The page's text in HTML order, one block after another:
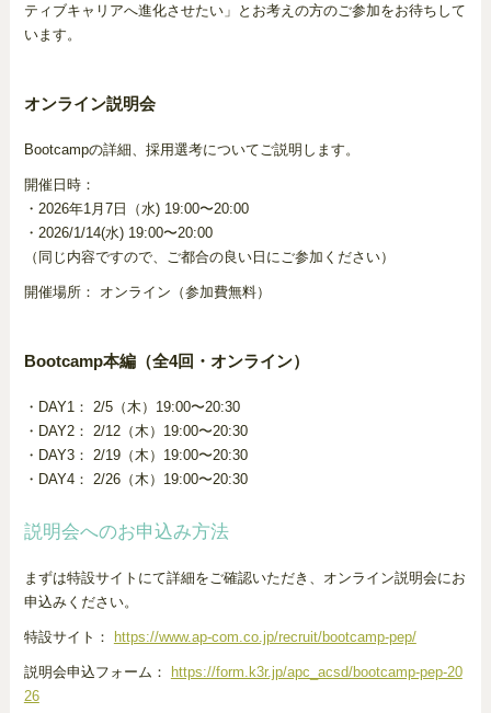
ティブキャリアへ進化させたい」とお考えの方のご参加をお待ちして
います。
オンライン説明会
Bootcampの詳細、採用選考についてご説明します。
開催日時：
・2026年1月7日（水) 19:00〜20:00
・2026/1/14(水) 19:00〜20:00
（同じ内容ですので、ご都合の良い日にご参加ください）
開催場所： オンライン（参加費無料）
Bootcamp本編（全4回・オンライン）
・DAY1： 2/5（木）19:00〜20:30
・DAY2： 2/12（木）19:00〜20:30
・DAY3： 2/19（木）19:00〜20:30
・DAY4： 2/26（木）19:00〜20:30
説明会へのお申込み方法
まずは特設サイトにて詳細をご確認いただき、オンライン説明会にお
申込みください。
特設サイト： https://www.ap-com.co.jp/recruit/bootcamp-pep/
説明会申込フォーム：
https://form.k3r.jp/apc_acsd/bootcamp-pep-20
26